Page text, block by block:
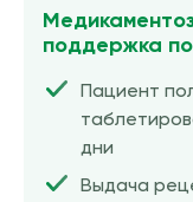
поддержка
Пациент
дни
Выдача